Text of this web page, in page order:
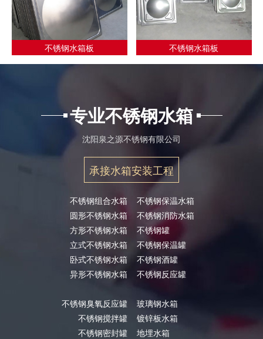
不锈钢水箱板 不锈钢水箱板
专业不锈钢水箱
沈阳泉之源不锈钢有限公司
承接水箱安装工程
不锈钢组合水箱
圆形不锈钢水箱
方形不锈钢水箱
立式不锈钢水箱
卧式不锈钢水箱
异形不锈钢水箱
不锈钢臭氧反应罐
不锈钢搅拌罐
不锈钢密封罐
不锈钢保温水箱
不锈钢消防水箱
不锈钢罐
不锈钢保温罐
不锈钢酒罐
不锈钢反应罐
玻璃钢水箱
镀锌板水箱
地埋水箱